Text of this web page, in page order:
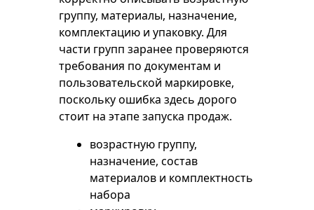
группу, материалы, назначение,
комплектацию и упаковку. Для
части групп заранее проверяются
требования по документам и
пользовательской маркировке,
поскольку ошибка здесь дорого
стоит на этапе запуска продаж.
возрастную группу,
назначение, состав
материалов и комплектность
набора